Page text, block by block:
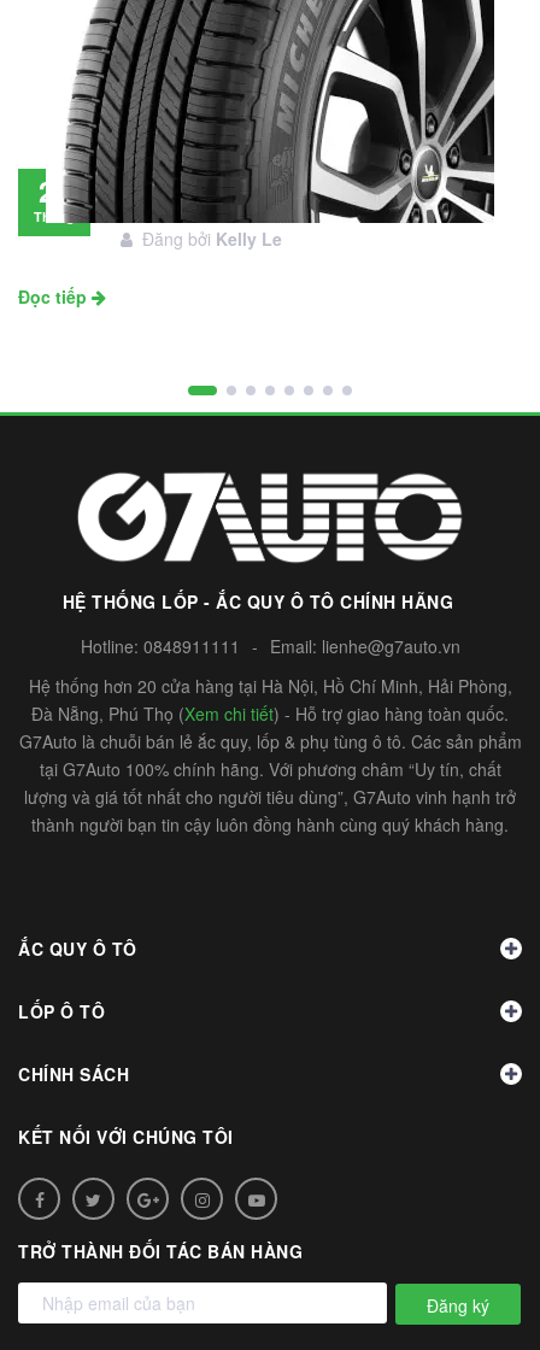
28
Tháng
Đánh giá lốp Michelin Primacy SUV: Đáng
đầu tư không?
Đăng bởi Kelly Le
Đọc tiếp
HỆ THỐNG LỐP - ẮC QUY Ô TÔ CHÍNH HÃNG
Hotline: 0848911111 - Email: lienhe@g7auto.vn
Hệ thống hơn 20 cửa hàng tại Hà Nội, Hồ Chí Minh, Hải Phòng,
Đà Nẵng, Phú Thọ (Xem chi tiết) - Hỗ trợ giao hàng toàn quốc.
G7Auto là chuỗi bán lẻ ắc quy, lốp & phụ tùng ô tô. Các sản phẩm
tại G7Auto 100% chính hãng. Với phương châm “Uy tín, chất
lượng và giá tốt nhất cho người tiêu dùng”, G7Auto vinh hạnh trở
thành người bạn tin cậy luôn đồng hành cùng quý khách hàng.
ẮC QUY Ô TÔ
LỐP Ô TÔ
CHÍNH SÁCH
KẾT NỐI VỚI CHÚNG TÔI
TRỞ THÀNH ĐỐI TÁC BÁN HÀNG
Đăng ký